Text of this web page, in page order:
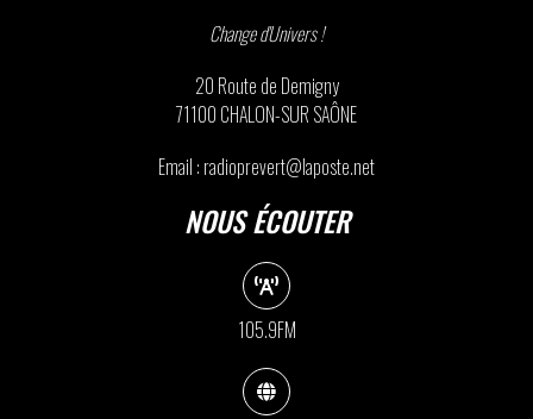
Change d'Univers !
20 Route de Demigny
71100 CHALON-SUR SAÔNE
Email : radioprevert@laposte.net
NOUS ÉCOUTER
105.9FM